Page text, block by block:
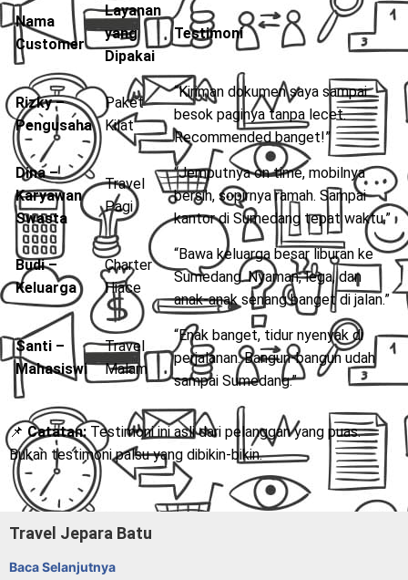
Nama
Customer
Layanan
yang
Dipakai
Testimoni
Rizky –
Pengusaha
Paket
Kilat
“Kiriman dokumen saya sampai
besok paginya tanpa lecet.
Recommended banget!”
Dina –
Karyawan
Swasta
Travel
Pagi
“Jemputnya on time, mobilnya
bersih, sopirnya ramah. Sampai
kantor di Sumedang tepat waktu.”
Budi –
Keluarga
Charter
Hiace
“Bawa keluarga besar liburan ke
Sumedang. Nyaman, lega, dan
anak-anak senang banget di jalan.”
Santi –
Mahasiswi
Travel
Malam
“Enak banget, tidur nyenyak di
perjalanan. Bangun-bangun udah
sampai Sumedang.”
📌 Catatan: Testimoni ini asli dari pelanggan yang puas.
Bukan testimoni palsu yang dibikin-bikin.
Travel Jepara Batu
Baca Selanjutnya